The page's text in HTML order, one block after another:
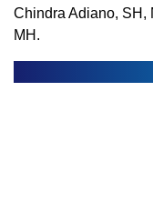
Chindra Adiano, SH,
MH.